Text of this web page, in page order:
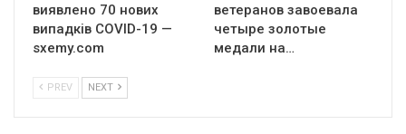
виявлено 70 нових
випадків COVID-19 —
sxemy.com
ветеранов завоевала
четыре золотые
медали на…
PREV NEXT